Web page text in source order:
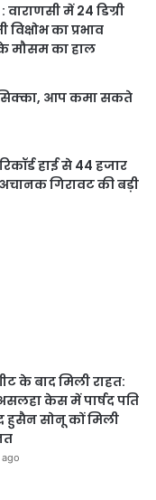
में 24 डिग्री
विक्षोभ का प्रभाव
मौसम का हाल
आप कमा सकते
हाई से 44 हजार
गिरावट की बड़ी
के बाद मिली राहत:
केस में पार्षद पति
हुसैन सोनू कों मिली
ago